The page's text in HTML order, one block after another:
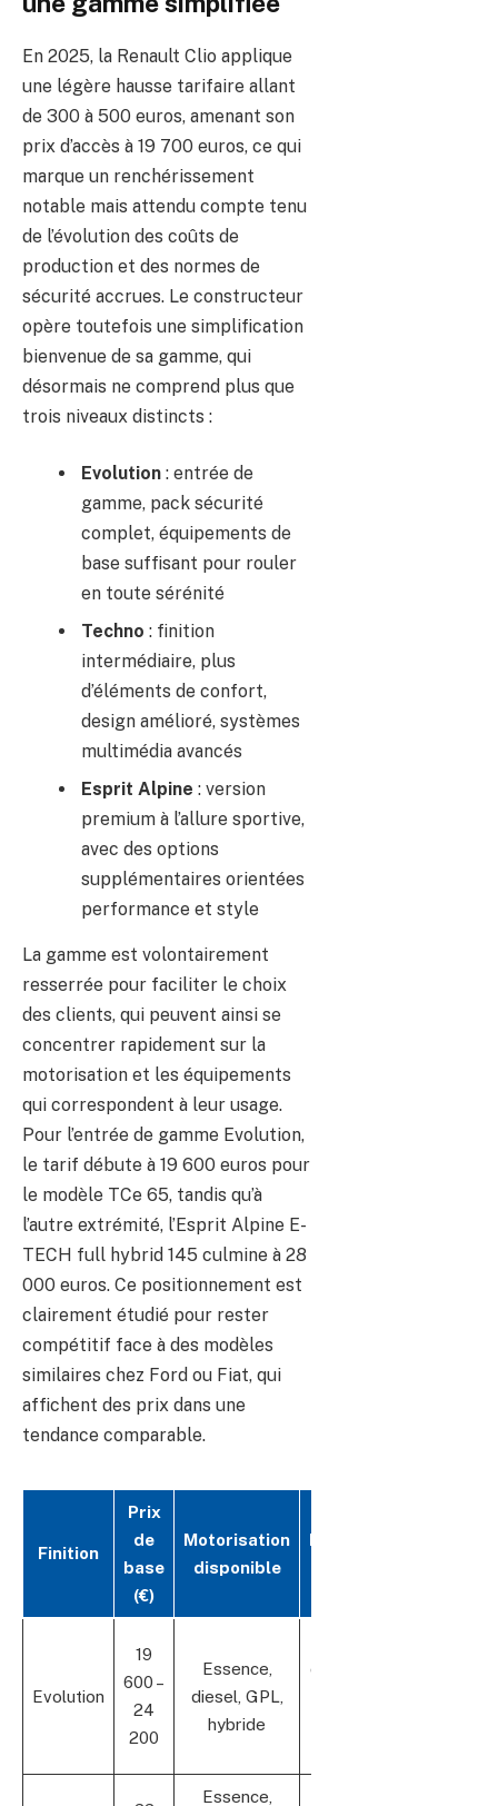
En 2025, la Renault Clio applique
une légère hausse tarifaire allant
de 300 à 500 euros, amenant son
prix d’accès à 19 700 euros, ce qui
marque un renchérissement
notable mais attendu compte tenu
de l’évolution des coûts de
production et des normes de
sécurité accrues. Le constructeur
opère toutefois une simplification
bienvenue de sa gamme, qui
désormais ne comprend plus que
trois niveaux distincts :
Evolution : entrée de
gamme, pack sécurité
complet, équipements de
base suffisant pour rouler
en toute sérénité
Techno : finition
intermédiaire, plus
d’éléments de confort,
design amélioré, systèmes
multimédia avancés
Esprit Alpine : version
premium à l’allure sportive,
avec des options
supplémentaires orientées
performance et style
La gamme est volontairement
resserrée pour faciliter le choix
des clients, qui peuvent ainsi se
concentrer rapidement sur la
motorisation et les équipements
qui correspondent à leur usage.
Pour l’entrée de gamme Evolution,
le tarif débute à 19 600 euros pour
le modèle TCe 65, tandis qu’à
l’autre extrémité, l’Esprit Alpine E-
TECH full hybrid 145 culmine à 28
000 euros. Ce positionnement est
clairement étudié pour rester
compétitif face à des modèles
similaires chez Ford ou Fiat, qui
affichent des prix dans une
tendance comparable.
Finition
Prix
de
base
(€)
Motorisation
disponible
Equipements
Evolution
19
600 –
24
200
Essence,
diesel, GPL,
hybride
clim manuelle,
Essence,